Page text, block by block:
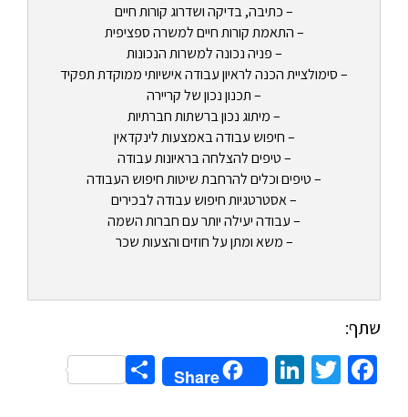
– כתיבה, בדיקה ושדרוג קורות חיים
– התאמת קורות חיים למשרה ספציפית
– פניה נכונה למשרות הנכונות
– סימולציית הכנה לראיון עבודה אישיותי ממוקדת תפקיד
– תכנון נכון של קריירה
– מיתוג נכון ברשתות חברתיות
– חיפוש עבודה באמצעות לינקדאין
– טיפים להצלחה בראיונות עבודה
– טיפים וכלים להרחבת שיטות חיפוש העבודה
– אסטרטגיות חיפוש עבודה לבכירים
– עבודה יעילה יותר עם חברות השמה
– משא ומתן על חוזים והצעות שכר
שתף:
Facebook
Twitter
LinkedIn
Share
Share